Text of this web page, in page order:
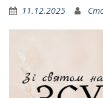
11.12.2025